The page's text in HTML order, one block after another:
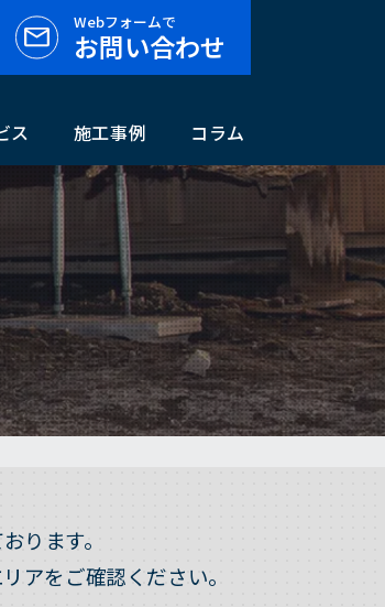
ス 施工事例 コラム
Webフォームで
お問い合わせ
ります。
アをご確認ください。